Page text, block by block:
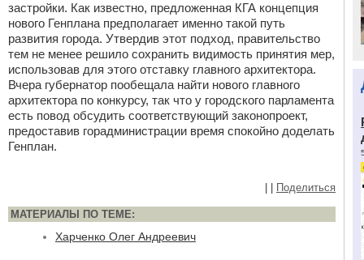
застройки. Как известно, предложенная КГА концепция
нового Генплана предполагает именно такой путь
развития города. Утвердив этот подход, правительство
тем не менее решило сохранить видимость принятия мер,
использовав для этого отставку главного архитектора.
Вчера губернатор пообещала найти нового главного
архитектора по конкурсу, так что у городского парламента
есть повод обсудить соответствующий законопроект,
предоставив горадминистрации время спокойно доделать
Генплан.
Поделиться
МАТЕРИАЛЫ ПО ТЕМЕ:
Харченко Олег Андреевич